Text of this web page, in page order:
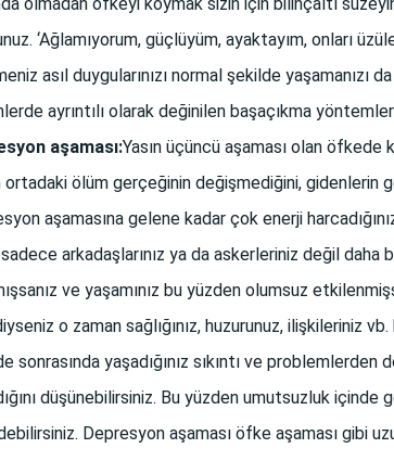
‘Ağlamıyorum, güçlüyüm, ayaktayım, onları
asıl duygularınızı normal şekilde yaşamanızı
ayrıntılı olarak değinilen başaçıkma
aşaması:Yasın üçüncü aşaması olan
ortadaki ölüm gerçeğinin değişmediğini, gidenlerin
aşamasına gelene kadar çok enerji
arkadaşlarınız ya da askerleriniz değil
ve yaşamınız bu yüzden olumsuz
o zaman sağlığınız, huzurunuz, ilişkileriniz
sonrasında yaşadığınız sıkıntı ve
düşünebilirsiniz. Bu yüzden umutsuzluk
Depresyon aşaması öfke aşaması gibi